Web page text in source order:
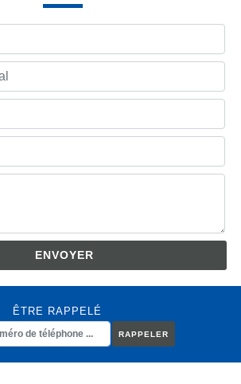
ÊTRE RAPPELÉ